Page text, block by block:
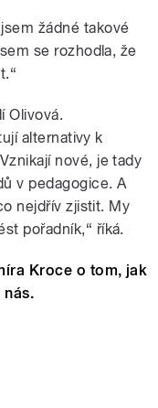
žádné takové
se rozhodla, že
Olivová.
alternativy k
nové, je tady
v pedagogice. A
nejdřív zjistit. My
pořadník,“ říká.
Kroce o tom, jak